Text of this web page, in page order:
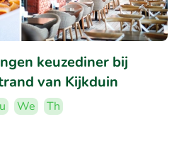
keuzediner bij
van Kijkduin
We
Th